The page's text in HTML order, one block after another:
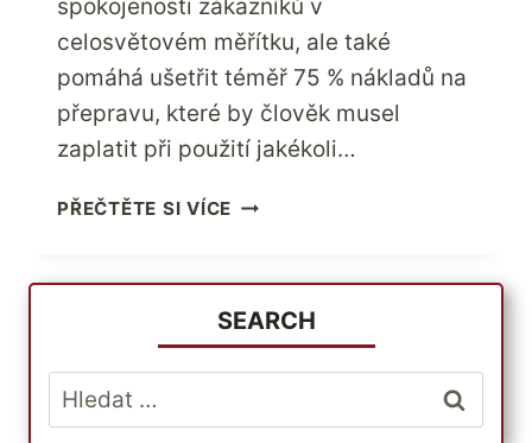
spokojenosti zákazníků v
celosvětovém měřítku, ale také
pomáhá ušetřit téměř 75 % nákladů na
přepravu, které by člověk musel
zaplatit při použití jakékoli…
PŘEČTĚTE SI VÍCE POSÍLEJTE
BALÍČKY
JAKO
VÁNEK
NEJLEPŠÍ
SPOLEČNOSTÍ
SEARCH
Vyhledávání